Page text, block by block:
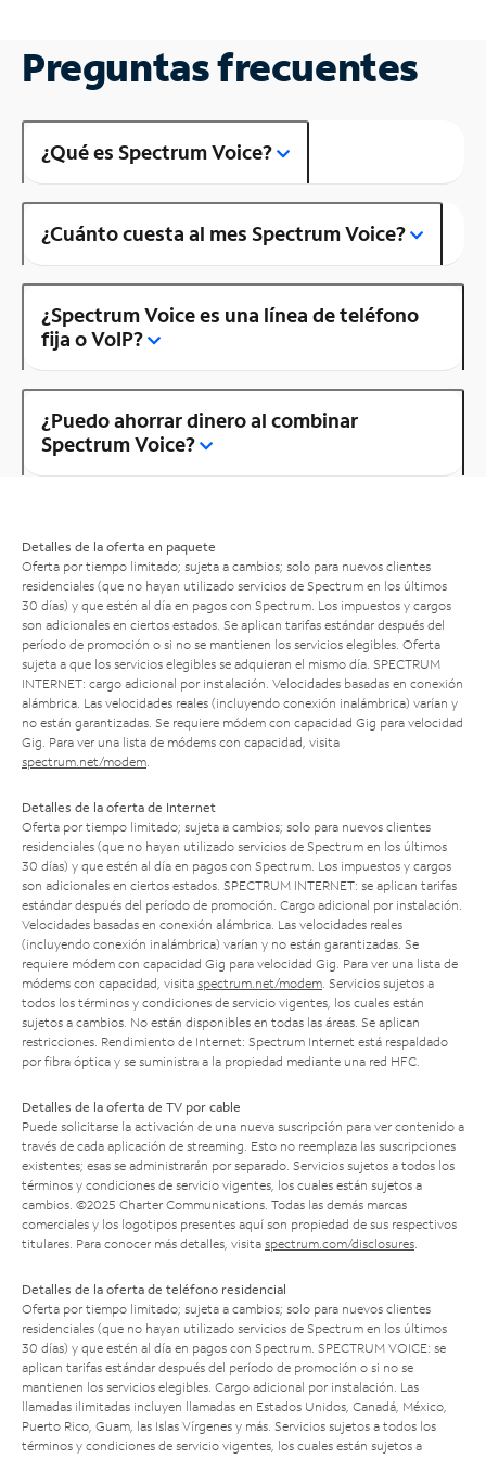
Preguntas frecuentes
¿Qué es Spectrum Voice?
¿Cuánto cuesta al mes Spectrum Voice?
¿Spectrum Voice es una línea de teléfono
fija o VoIP?
¿Puedo ahorrar dinero al combinar
Spectrum Voice?
Detalles de la oferta en paquete
Oferta por tiempo limitado; sujeta a cambios; solo para nuevos clientes
residenciales (que no hayan utilizado servicios de Spectrum en los últimos
30 días) y que estén al día en pagos con Spectrum. Los impuestos y cargos
son adicionales en ciertos estados. Se aplican tarifas estándar después del
período de promoción o si no se mantienen los servicios elegibles. Oferta
sujeta a que los servicios elegibles se adquieran el mismo día. SPECTRUM
INTERNET: cargo adicional por instalación. Velocidades basadas en conexión
alámbrica. Las velocidades reales (incluyendo conexión inalámbrica) varían y
no están garantizadas. Se requiere módem con capacidad Gig para velocidad
Gig. Para ver una lista de módems con capacidad, visita
spectrum.net/modem
Detalles de la oferta de Internet
Oferta por tiempo limitado; sujeta a cambios; solo para nuevos clientes
residenciales (que no hayan utilizado servicios de Spectrum en los últimos
30 días) y que estén al día en pagos con Spectrum. Los impuestos y cargos
son adicionales en ciertos estados. SPECTRUM INTERNET: se aplican tarifas
estándar después del período de promoción. Cargo adicional por instalación.
Velocidades basadas en conexión alámbrica. Las velocidades reales
(incluyendo conexión inalámbrica) varían y no están garantizadas. Se
requiere módem con capacidad Gig para velocidad Gig. Para ver una lista de
módems con capacidad, visita spectrum.net/modem . Servicios sujetos a
todos los términos y condiciones de servicio vigentes, los cuales están
sujetos a cambios. No están disponibles en todas las áreas. Se aplican
restricciones. Rendimiento de Internet: Spectrum Internet está respaldado
por fibra óptica y se suministra a la propiedad mediante una red HFC.
Detalles de la oferta de TV por cable
Puede solicitarse la activación de una nueva suscripción para ver contenido a
través de cada aplicación de streaming. Esto no reemplaza las suscripciones
existentes; esas se administrarán por separado. Servicios sujetos a todos los
términos y condiciones de servicio vigentes, los cuales están sujetos a
cambios. ©2025 Charter Communications. Todas las demás marcas
comerciales y los logotipos presentes aquí son propiedad de sus respectivos
titulares. Para conocer más detalles, visita spectrum.com/disclosures
Detalles de la oferta de teléfono residencial
Oferta por tiempo limitado; sujeta a cambios; solo para nuevos clientes
residenciales (que no hayan utilizado servicios de Spectrum en los últimos
30 días) y que estén al día en pagos con Spectrum. SPECTRUM VOICE: se
aplican tarifas estándar después del período de promoción o si no se
mantienen los servicios elegibles. Cargo adicional por instalación. Las
llamadas ilimitadas incluyen llamadas en Estados Unidos, Canadá, México,
Puerto Rico, Guam, las Islas Vírgenes y más. Servicios sujetos a todos los
términos y condiciones de servicio vigentes, los cuales están sujetos a